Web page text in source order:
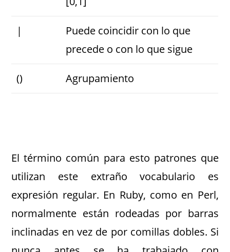
|
Puede coincidir con lo que
precede o con lo que sigue
() Agrupamiento
El término común para esto patrones que
utilizan este extraño vocabulario es
expresión regular. En Ruby, como en Perl,
normalmente están rodeadas por barras
inclinadas en vez de por comillas dobles. Si